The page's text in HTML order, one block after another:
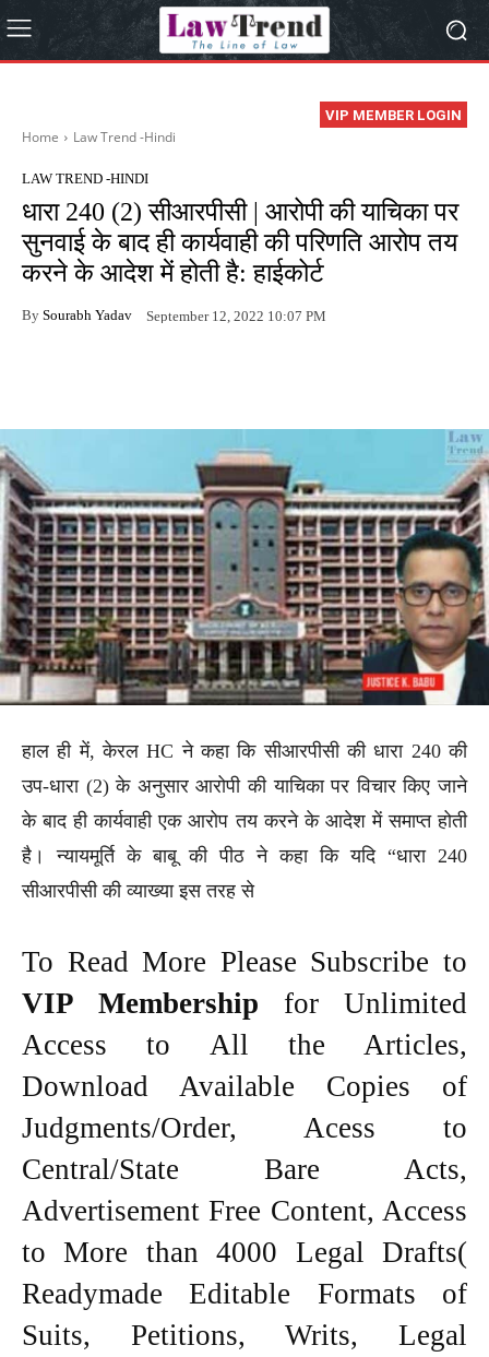
VIP MEMBER LOGIN
Home Law Trend -Hindi
LAW TREND -HINDI
धारा 240 (2) सीआरपीसी | आरोपी की याचिका पर
सुनवाई के बाद ही कार्यवाही की परिणति आरोप तय
करने के आदेश में होती है: हाईकोर्ट
By Sourabh Yadav September 12, 2022 10:07 PM
हाल ही में, केरल HC ने कहा कि सीआरपीसी की धारा 240 की
उप-धारा (2) के अनुसार आरोपी की याचिका पर विचार किए जाने
के बाद ही कार्यवाही एक आरोप तय करने के आदेश में समाप्त होती
है। न्यायमूर्ति के बाबू की पीठ ने कहा कि यदि “धारा 240
सीआरपीसी की व्याख्या इस तरह से
To Read More Please Subscribe to
VIP Membership for Unlimited
Access to All the Articles,
Download Available Copies of
Judgments/Order, Acess to
Central/State Bare Acts,
Advertisement Free Content, Access
to More than 4000 Legal Drafts(
Readymade Editable Formats of
Suits, Petitions, Writs, Legal